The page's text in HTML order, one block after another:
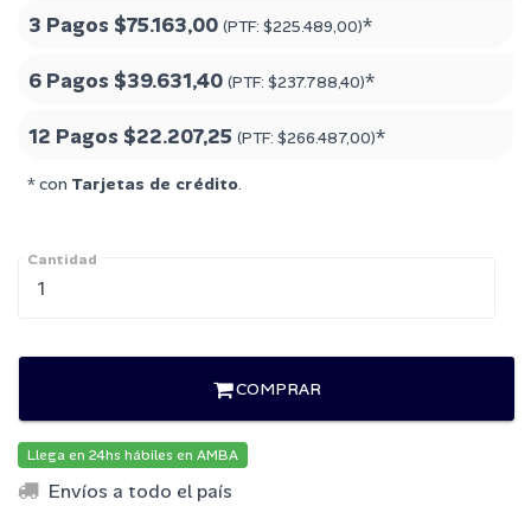
3 Pagos $75.163,00 (PTF: $225.489,00)*
6 Pagos $39.631,40 (PTF: $237.788,40)*
12 Pagos $22.207,25 (PTF: $266.487,00)*
* con Tarjetas de crédito.
Cantidad
COMPRAR
Llega en 24hs hábiles en AMBA
Envíos a todo el país